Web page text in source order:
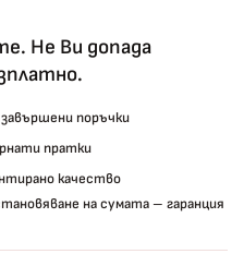
Не Ви допада
завършени поръчки
пратки
качество
на сумата – гаранция